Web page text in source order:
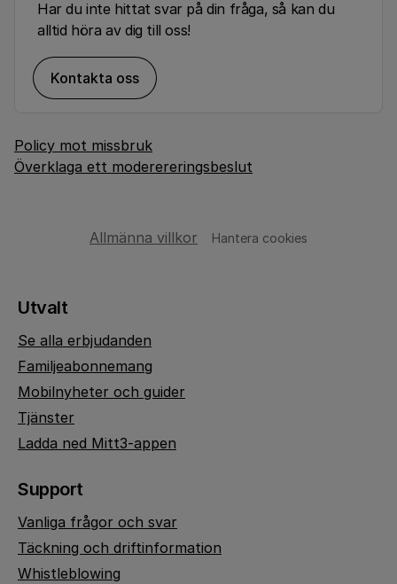
Har du inte hittat svar på din fråga, så kan du
alltid höra av dig till oss!
Kontakta oss
Policy mot missbruk
Överklaga ett moderereringsbeslut
Allmänna villkor Hantera cookies
Utvalt
Se alla erbjudanden
Familjeabonnemang
Mobilnyheter och guider
Tjänster
Ladda ned Mitt3-appen
Support
Vanliga frågor och svar
Täckning och driftinformation
Whistleblowing